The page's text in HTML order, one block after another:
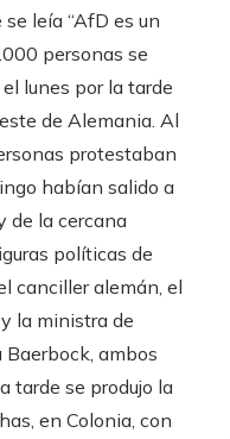
leía “AfD es un
personas se
lunes por la tarde
de Alemania. Al
protestaban
habían salido a
de la cercana
políticas de
canciller alemán, el
la ministra de
ambos
tarde se produjo la
en Colonia, con